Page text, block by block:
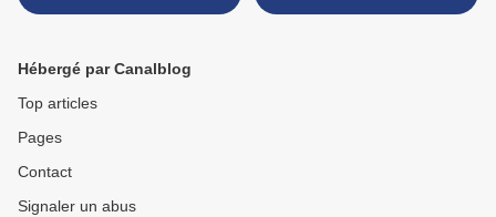
/Galerie Champaka
Daniel Maghen >
Hébergé par Canalblog
Top articles
Pages
Contact
Signaler un abus